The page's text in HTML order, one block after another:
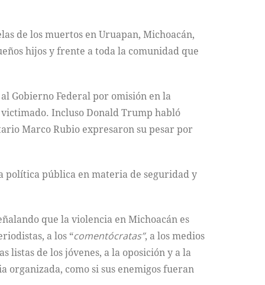
de los muertos en Uruapan, Michoacán,
hijos y frente a toda la comunidad que
Gobierno Federal por omisión en la
Incluso Donald Trump habló
Marco Rubio expresaron su pesar por
política pública en materia de seguridad y
que la violencia en Michoacán es
a los “comentócratas”, a los medios
listas de los jóvenes, a la oposición y a la
organizada, como si sus enemigos fueran